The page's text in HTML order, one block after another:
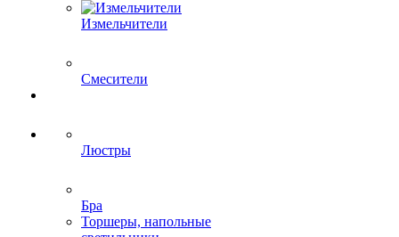
Измельчители
Смесители
Люстры
Бра
Торшеры, напольные